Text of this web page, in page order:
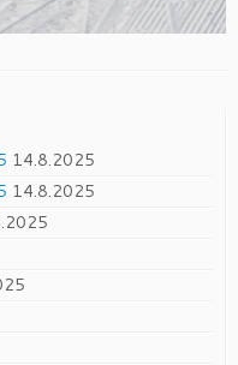
14.8.2025
14.8.2025